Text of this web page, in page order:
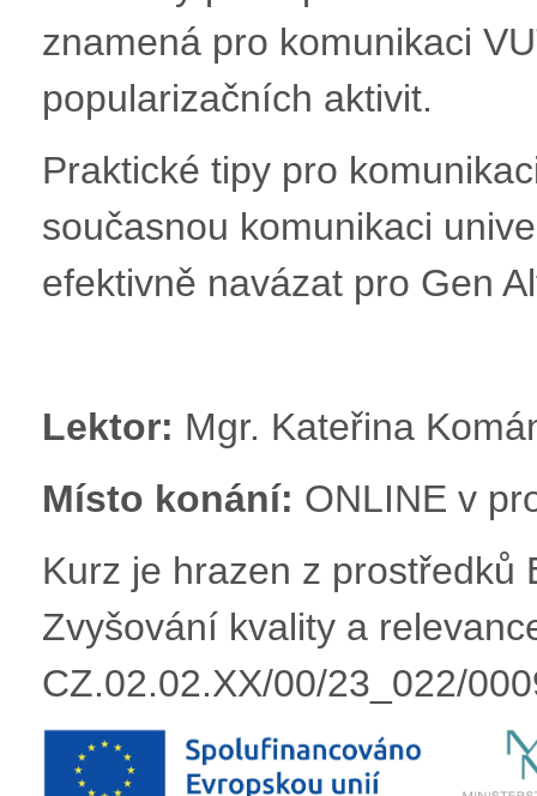
znamená pro komunikaci
popularizačních aktivit.
Praktické tipy pro
současnou komunikaci
efektivně navázat pro Gen
Lektor: Mgr. Kateřina
Místo konání: ONLINE v
Kurz je hrazen z prostředků
Zvyšování kvality a
CZ.02.02.XX/00/23_022/